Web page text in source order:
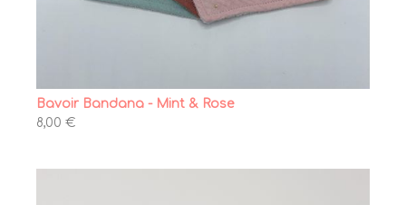
Bavoir Bandana - Mint & Rose
8,00 €